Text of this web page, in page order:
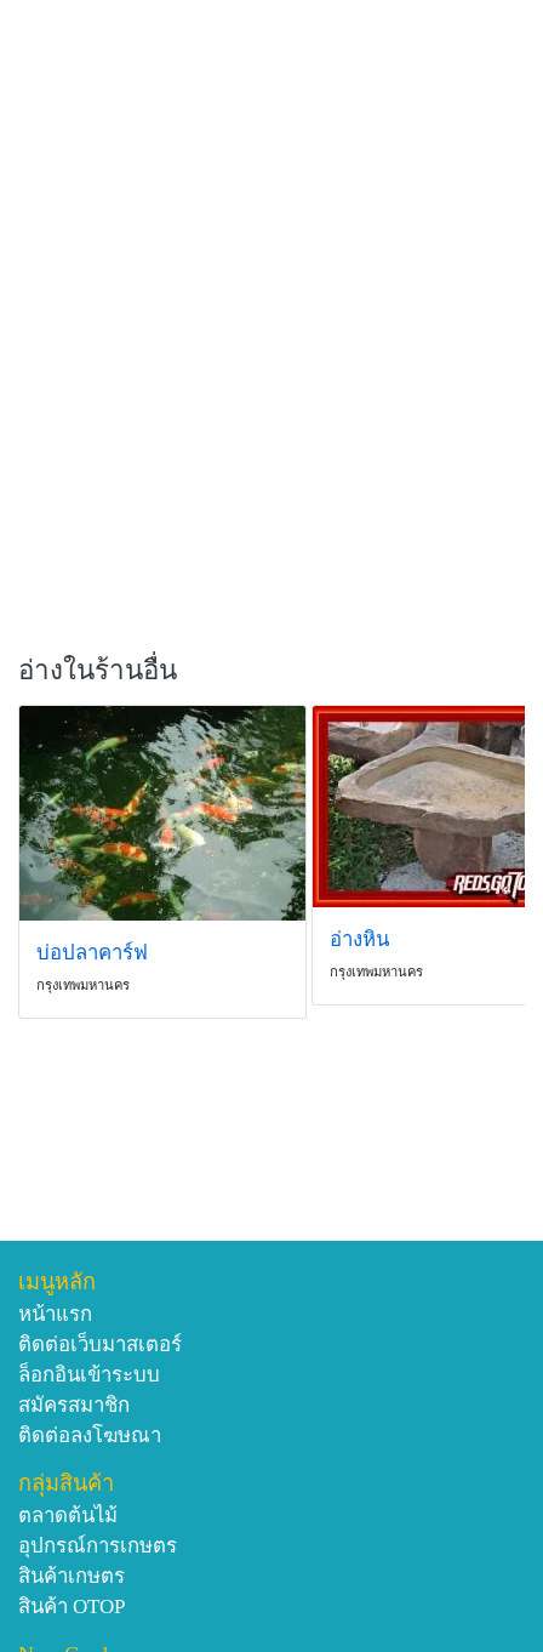
อ่างในร้านอื่น
บ่อปลาคาร์ฟ
กรุงเทพมหานคร
อ่างหิน
กรุงเทพมหานคร
เมนูหลัก
หน้าแรก
ติดต่อเว็บมาสเตอร์
ล็อกอินเข้าระบบ
สมัครสมาชิก
ติดต่อลงโฆษณา
กลุ่มสินค้า
ตลาดต้นไม้
อุปกรณ์การเกษตร
สินค้าเกษตร
สินค้า OTOP